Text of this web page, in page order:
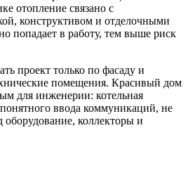
отопление связано с
конструктивом и отделочными
попадает в работу, тем выше риск
проект только по фасаду и
помещения. Красивый дом
для инженерии: котельная
ввода коммуникаций, не
оборудование, коллекторы и